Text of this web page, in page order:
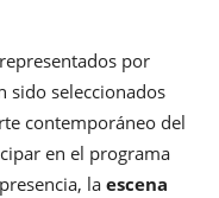
por
sido seleccionados
contemporáneo del
en el programa
la escena